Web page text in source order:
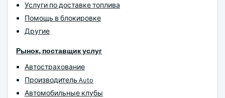
Услуги по доставке топлива
Помощь в блокировке
Другие
Рынок, поставщик услуг
Автострахование
Производитель Auto
Автомобильные клубы